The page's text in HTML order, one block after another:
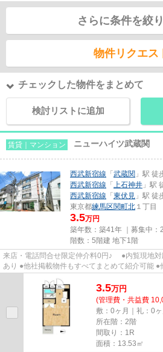
さらに条件を絞
物件リクエス
チェックした物件をまとめて
検討リストに追加
賃貸｜マンション ニューハイツ武蔵関
西武新宿線 「 武蔵関 」駅 徒
西武新宿線 「 上石神井 」駅
西武新宿線 「 東伏見 」駅 徒
東京都練馬区関町北 １丁目
3.5万円
築年数：築41年 ｜募集中：
階数：5階建 地下1階
来店・電話問合せ限定仲介料0円♪ ●内覧現地対
あり ●他社掲載物件もすべてまとめて紹介可能
3.5万円
(管理費・共益費
敷：0ヶ月｜礼：0ヶ
所在階：2階
間取り：1R
面積：13.53㎡